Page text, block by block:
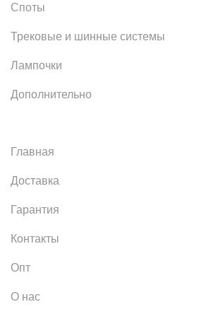
Споты
Трековые и шинные системы
Лампочки
Дополнительно
Главная
Доставка
Гарантия
Контакты
Опт
О нас